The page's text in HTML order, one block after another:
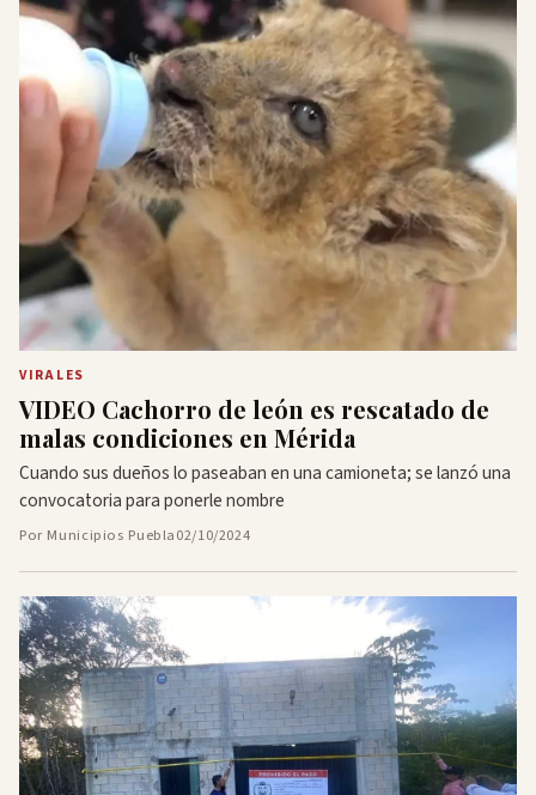
VIRALES
VIDEO Cachorro de león es rescatado de
malas condiciones en Mérida
Cuando sus dueños lo paseaban en una camioneta; se lanzó una
convocatoria para ponerle nombre
Por Municipios Puebla02/10/2024